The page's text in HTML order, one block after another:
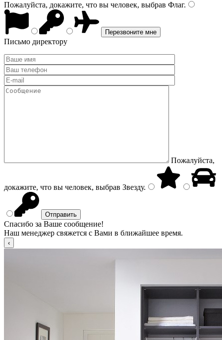
Пожалуйста, докажите, что вы человек, выбрав Флаг.
Письмо директору
Пожалуйста,
докажите, что вы человек, выбрав Звезду.
Спасибо за Ваше сообщение!
Наш менеджер свяжется с Вами в ближайшее время.